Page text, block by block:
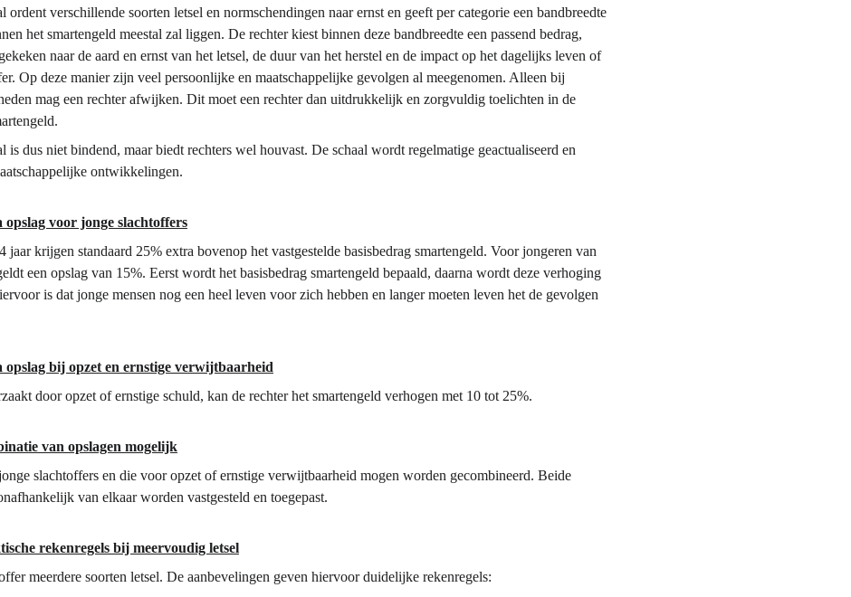
ordent verschillende soorten letsel en normschendingen naar ernst en geeft per categorie een bandbreedte
het smartengeld meestal zal liggen. De rechter kiest binnen deze bandbreedte een passend bedrag,
naar de aard en ernst van het letsel, de duur van het herstel en de impact op het dagelijks leven of
Op deze manier zijn veel persoonlijke en maatschappelijke gevolgen al meegenomen. Alleen bij
mag een rechter afwijken. Dit moet een rechter dan uitdrukkelijk en zorgvuldig toelichten in de
is dus niet bindend, maar biedt rechters wel houvast. De schaal wordt regelmatige geactualiseerd en
ontwikkelingen.
voor jonge slachtoffers
jaar krijgen standaard 25% extra bovenop het vastgestelde basisbedrag smartengeld. Voor jongeren van
een opslag van 15%. Eerst wordt het basisbedrag smartengeld bepaald, daarna wordt deze verhoging
is dat jonge mensen nog een heel leven voor zich hebben en langer moeten leven het de gevolgen
opslag bij opzet en ernstige verwijtbaarheid
door opzet of ernstige schuld, kan de rechter het smartengeld verhogen met 10 tot 25%.
van opslagen mogelijk
slachtoffers en die voor opzet of ernstige verwijtbaarheid mogen worden gecombineerd. Beide
van elkaar worden vastgesteld en toegepast.
rekenregels bij meervoudig letsel
meerdere soorten letsel. De aanbevelingen geven hiervoor duidelijke rekenregels: